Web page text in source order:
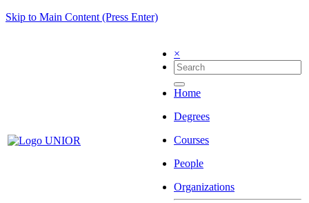
Skip to Main Content (Press Enter)
×
Home
Degrees
Courses
People
Organizations